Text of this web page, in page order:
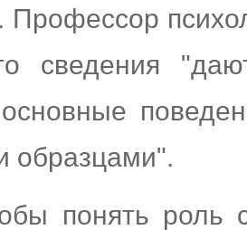
Профессор
сведения
образцами".
понять роль